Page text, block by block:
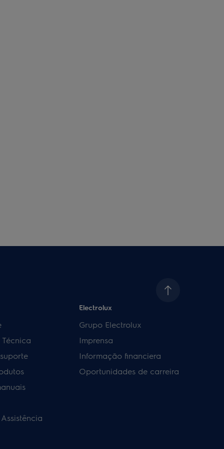
Electrolux
Grupo Electrolux
Imprensa
Informação financiera
Oportunidades de carreira